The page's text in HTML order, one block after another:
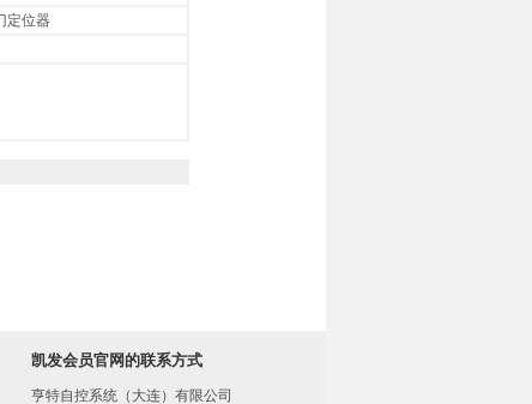
定位器
凯发会员官网的联系方式
亨特自控系统（大连）有限公司